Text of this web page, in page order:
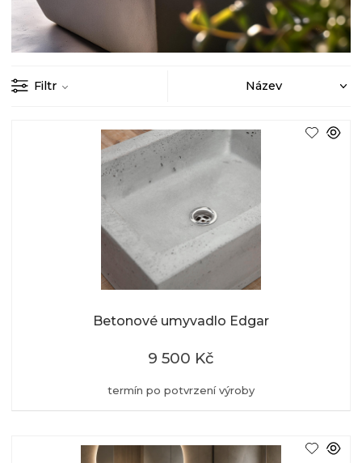
Filtr
Betonové umyvadlo Edgar
termín po potvrzení výroby
9 500 Kč